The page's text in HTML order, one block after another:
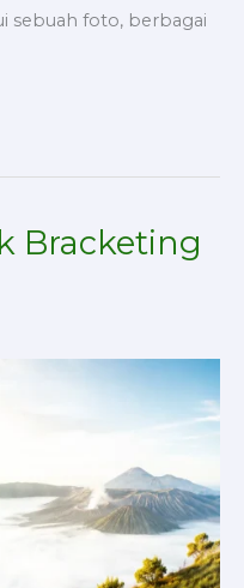
sebuah foto, berbagai
Bracketing